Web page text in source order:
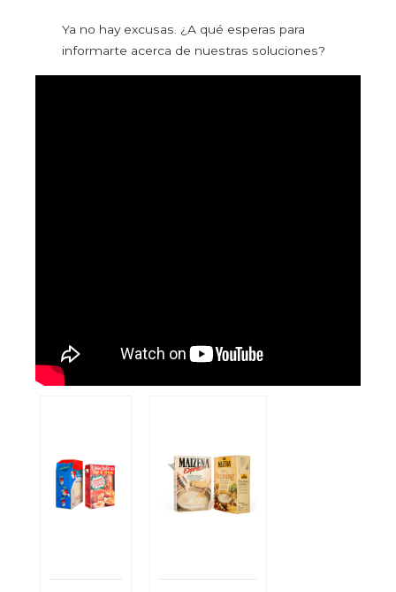
Fitosanitarios y fertilizantes
Carton Feeder
External reel changer
Líneas de envasado usadas
Ya no hay excusas. ¿A qué esperas para
informarte acerca de nuestras soluciones?